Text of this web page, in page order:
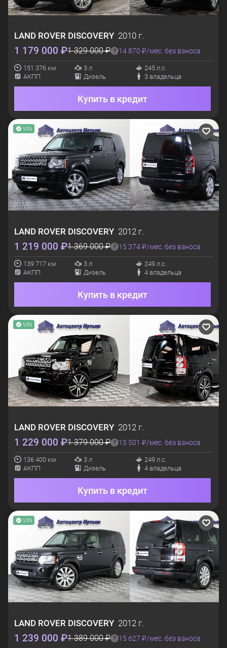
LAND ROVER DISCOVERY 2010 г.
1 179 000 ₽1 329 000 ₽ 14 870 ₽/мес. без взноса
151 376 км 3 л
245 л.с.
АКПП
Дизель 3 владельца
Купить в кредит
VIN
LAND ROVER DISCOVERY 2012 г.
1 219 000 ₽1 369 000 ₽ 15 374 ₽/мес. без взноса
139 717 км 3 л
249 л.с.
АКПП
Дизель 4 владельца
Купить в кредит
VIN
LAND ROVER DISCOVERY 2012 г.
1 229 000 ₽1 379 000 ₽ 15 501 ₽/мес. без взноса
136 400 км 3 л
249 л.с.
АКПП
Дизель 4 владельца
Купить в кредит
VIN
LAND ROVER DISCOVERY 2012 г.
1 239 000 ₽1 389 000 ₽ 15 627 ₽/мес. без взноса